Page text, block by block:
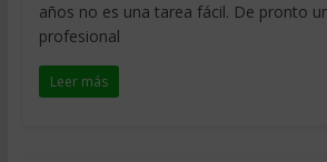
años no es una tarea fácil. De pronto
profesional
Leer más